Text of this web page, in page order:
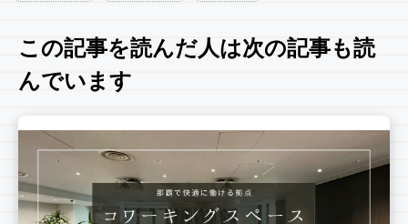
この記事を読んだ人は次の記事も読
んでいます